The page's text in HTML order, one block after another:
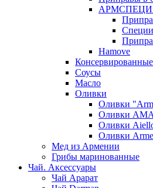
Специи
Hamove
Соусы
Масло
Оливки
Оливки
Оливки
Оливки
Оливки
Мед из Армении
Грибы маринованные
Чай. Аксессуары
Чай Арарат